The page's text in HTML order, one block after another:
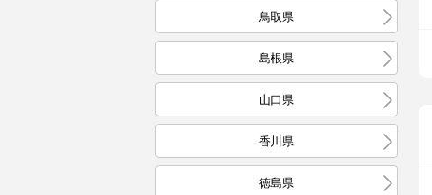
鳥取県
島根県
山口県
香川県
徳島県